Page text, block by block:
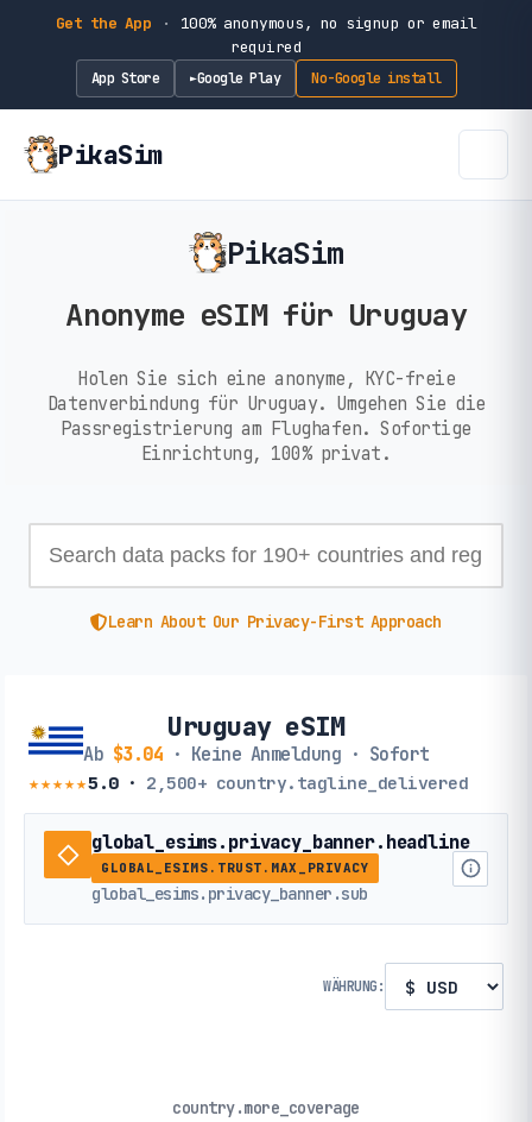
Get the App ·
100% anonymous, no signup or email
required
App Store ►Google Play No-Google install
PikaSim
PikaSim
Anonyme eSIM für Uruguay
Holen Sie sich eine anonyme, KYC-freie
Datenverbindung für Uruguay. Umgehen Sie die
Passregistrierung am Flughafen. Sofortige
Einrichtung, 100% privat.
Learn About Our Privacy-First Approach
Uruguay eSIM
Ab $3.04 · Keine Anmeldung · Sofort
★★★★★5.0· 2,500+ country.tagline_delivered
global_esims.privacy_banner.headline
GLOBAL_ESIMS.TRUST.MAX_PRIVACY
global_esims.privacy_banner.sub
WÄHRUNG:
country.more_coverage